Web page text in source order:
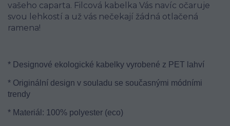
vašeho caparta. Filcová kabelka Vás navíc očaruje
svou lehkostí a už vás nečekají žádná otlačená
ramena!
* Designové ekologické kabelky vyrobené z PET lahví
* Originální design v souladu se současnými módními
trendy
* Materiál: 100% polyester (eco)